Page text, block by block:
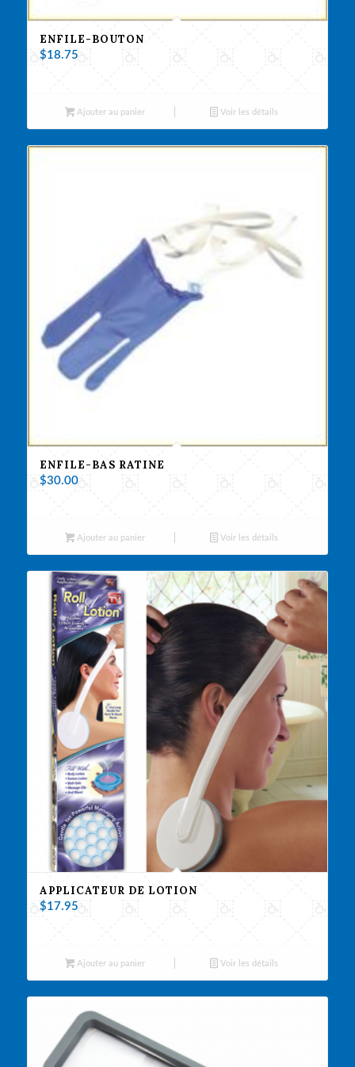
ENFILE-BOUTON
$18.75
Ajouter au panier Voir les détails
ENFILE-BAS RATINE
$30.00
Ajouter au panier Voir les détails
APPLICATEUR DE LOTION
$17.95
Ajouter au panier Voir les détails